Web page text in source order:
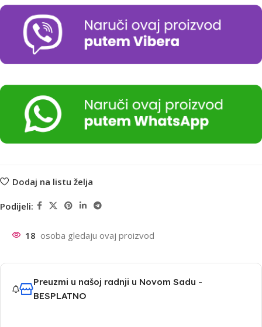
Dodaj na listu želja
Podijeli:
18 osoba gledaju ovaj proizvod
Preuzmi u našoj radnji u Novom Sadu -
BESPLATNO